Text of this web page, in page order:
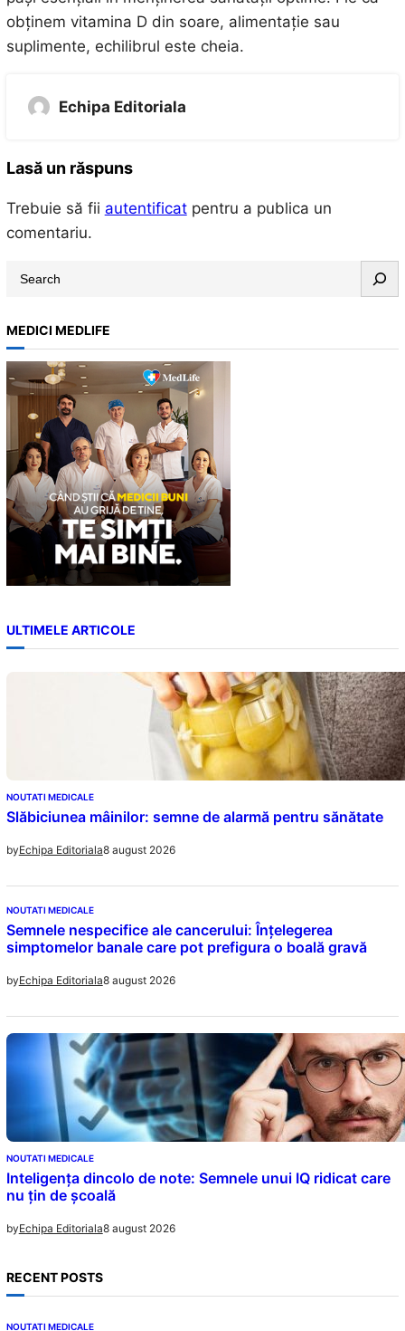
obținem vitamina D din soare, alimentație sau
suplimente, echilibrul este cheia.
Echipa Editoriala
Lasă un răspuns
Trebuie să fii autentificatpentru a publica un
comentariu.
r
c
h
MEDICI MEDLIFE
ULTIMELE ARTICOLE
NOUTATI MEDICALE
Slăbiciunea mâinilor: semne de alarmă pentru sănătate
byEchipa Editoriala8 august 2026
NOUTATI MEDICALE
Semnele nespecifice ale cancerului: Înțelegerea
simptomelor banale care pot prefigura o boală gravă
byEchipa Editoriala8 august 2026
NOUTATI MEDICALE
Inteligența dincolo de note: Semnele unui IQ ridicat care
nu țin de școală
byEchipa Editoriala8 august 2026
RECENT POSTS
NOUTATI MEDICALE